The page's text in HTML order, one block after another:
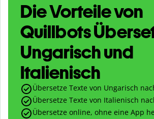
Die Vorteile von
Quillbots
Ungarisch und
Italienisch
Übersetze Texte von Ungarisch
Übersetze Texte von Italienisch
Übersetze online, ohne eine App